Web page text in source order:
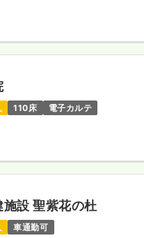
110床
電子カルテ
設 聖紫花の杜
車通勤可